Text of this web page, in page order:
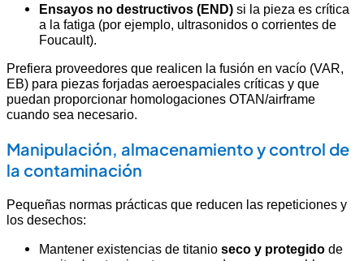
Ensayos no destructivos (END) si la pieza es crítica
a la fatiga (por ejemplo, ultrasonidos o corrientes de
Foucault).
Prefiera proveedores que realicen la fusión en vacío (VAR,
EB) para piezas forjadas aeroespaciales críticas y que
puedan proporcionar homologaciones OTAN/airframe
cuando sea necesario.
Manipulación, almacenamiento y control de
la contaminación
Pequeñas normas prácticas que reducen las repeticiones y
los desechos:
Mantener existencias de titanio seco y protegido de